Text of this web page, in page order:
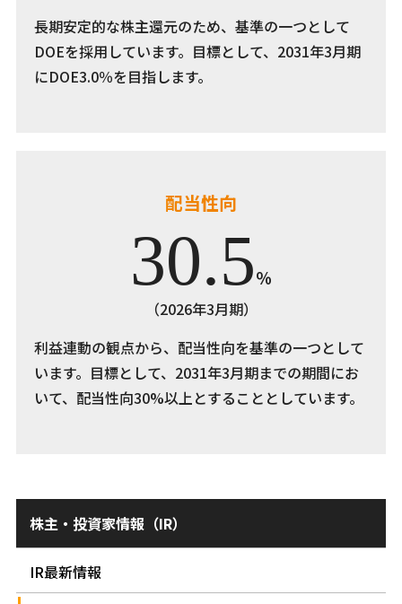
長期安定的な株主還元のため、基準の一つとして
DOEを採用しています。目標として、2031年3月期
にDOE3.0％を目指します。
配当性向
30.5％
（2026年3月期）
利益連動の観点から、配当性向を基準の一つとして
います。目標として、2031年3月期までの期間にお
いて、配当性向30%以上とすることとしています。
株主・投資家情報（IR）
IR最新情報